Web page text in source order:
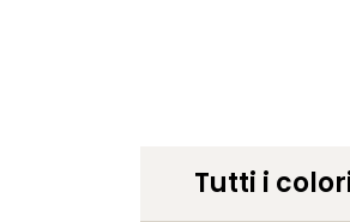
Tutti i